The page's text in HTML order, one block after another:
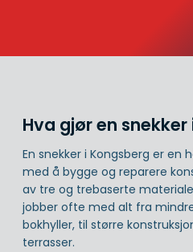
Hva gjør en
En snekker i Kongsberg er en
med å bygge og reparere
av tre og trebaserte
jobber ofte med alt fra
bokhyller, til større
terrasser.